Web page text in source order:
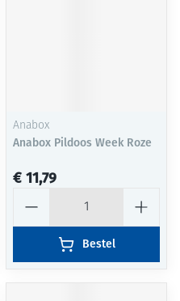
Anabox
Anabox Pildoos Week Roze
€ 11,79
Bestel